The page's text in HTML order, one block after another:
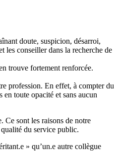
doute, suspicion, désarroi,
les conseiller dans la recherche de
trouve fortement renforcée.
profession. En effet, à compter du
toute opacité et sans aucun
Ce sont les raisons de notre
qualité du service public.
» qu’un.e autre collègue